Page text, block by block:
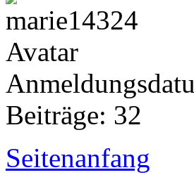
Beiträge: 32
Seitenanfang